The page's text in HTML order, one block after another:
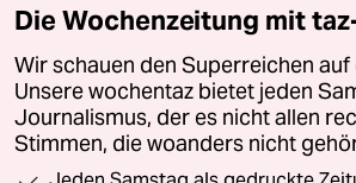
Die Wochenzeitung mit
Wir schauen den Superreichen auf
Unsere wochentaz bietet jeden
Journalismus, der es nicht allen
Stimmen, die woanders nicht